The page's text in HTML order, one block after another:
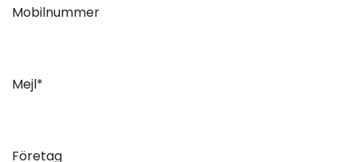
Mobilnummer
Mejl*
Företag